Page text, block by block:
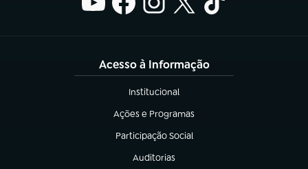
Acesso à Informação
Institucional
(abre em nova aba)
Ações e Programas
(abre em nova aba)
Participação Social
(abre em nova aba)
Auditorias
(abre em nova aba)